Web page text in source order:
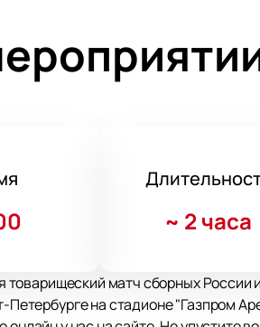
~ 2 часа
товарищеский матч сборных России
на стадионе "Газпром